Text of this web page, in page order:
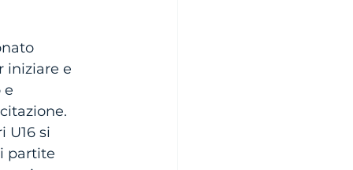
iniziare e
e
U16 si
partite